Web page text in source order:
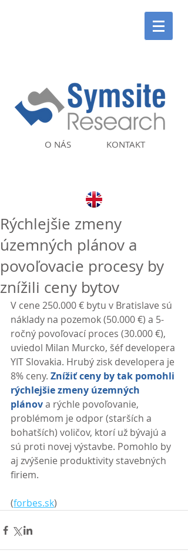
KONTAKT
O NÁS
Rýchlejšie zmeny
územných plánov a
povoľovacie procesy by
znížili ceny bytov
V cene 250.000 € bytu v Bratislave sú
náklady na pozemok (50.000 €) a 5-
ročný povoľovací proces (30.000 €),
uviedol Milan Murcko, šéf developera
YIT Slovakia. Hrubý zisk developera je
8% ceny. Znížiť ceny by tak pomohli
rýchlejšie zmeny územných
plánov a rýchle povoľovanie,
problémom je odpor (starších a
bohatších) voličov, ktorí už bývajú a
sú proti novej výstavbe. Pomohlo by
aj zvýšenie produktivity stavebných
firiem.
(forbes.sk)